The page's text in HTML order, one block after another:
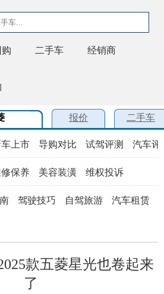
二手车 经销商
报价 二手车
上市 导购对比 试驾评测 汽车评
保养 美容装潢 维权投诉
驾驶技巧 自驾旅游 汽车租赁
款五菱星光也卷起来
了